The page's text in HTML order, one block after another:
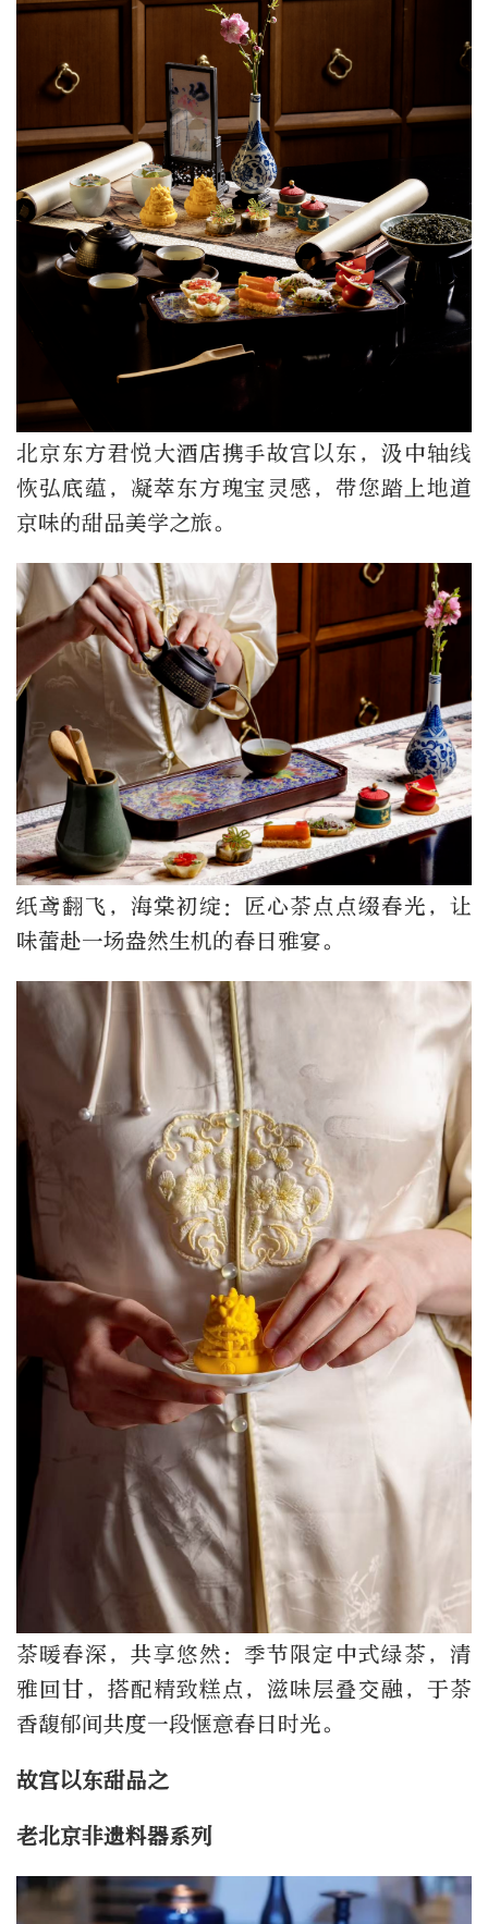
北京东方君悦大酒店携手故宫以东，汲中轴线
恢弘底蕴，凝萃东方瑰宝灵感，带您踏上地道
京味的甜品美学之旅。
纸鸢翻飞，海棠初绽：匠心茶点点缀春光，让
味蕾赴一场盎然生机的春日雅宴。
茶暖春深，共享悠然：季节限定中式绿茶，清
雅回甘，搭配精致糕点，滋味层叠交融，于茶
香馥郁间共度一段惬意春日时光。
故宫以东甜品之
老北京非遗料器系列